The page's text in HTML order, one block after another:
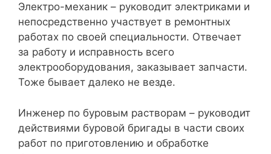
Электро-механик – руководит электриками и
непосредственно участвует в ремонтных
работах по своей специальности. Отвечает
за работу и исправность всего
электрооборудования, заказывает запчасти.
Тоже бывает далеко не везде.
Инженер по буровым растворам – руководит
действиями буровой бригады в части своих
работ по приготовлению и обработке